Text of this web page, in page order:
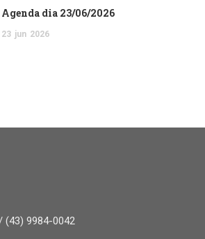
Agenda dia 23/06/2026
23 jun 2026
(43) 9984-0042